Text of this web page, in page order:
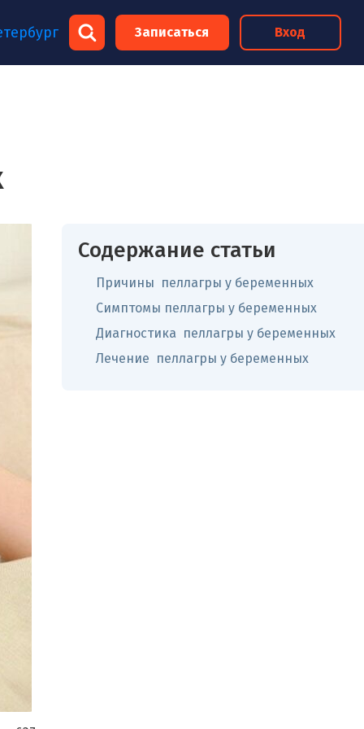
Записаться Вход
Содержание статьи
Причины пеллагры у беременных
Симптомы пеллагры у беременных
Диагностика пеллагры у беременных
Лечение пеллагры у беременных
×